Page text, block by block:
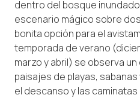
dentro del bosque
escenario mágico sobre
bonita opción para el
temporada de verano
marzo y abril) se observa
paisajes de playas,
el descanso y las